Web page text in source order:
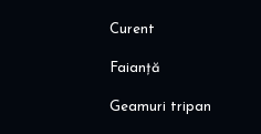
Curent
Faianță
Geamuri tripan